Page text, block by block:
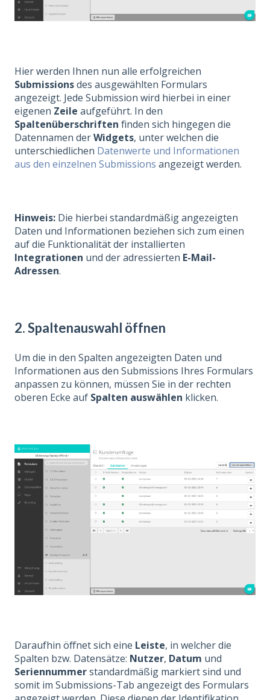
Hier werden Ihnen nun alle erfolgreichen
Submissionsdes ausgewählten Formulars
angezeigt. Jede Submission wird hierbei in einer
eigenen Zeile aufgeführt. In den
Spaltenüberschriften finden sich hingegen die
Datennamen derWidgets, unter welchen die
unterschiedlichen Datenwerte und Informationen
aus den einzelnen Submissions angezeigt werden.
Hinweis: Die hierbei standardmäßig angezeigten
Daten und Informationen beziehen sich zum einen
auf die Funktionalität der installierten
Integrationen und der adressierten E-Mail-
Adressen.
2. Spaltenauswahl öffnen
Um die in den Spalten angezeigten Daten und
Informationen aus den Submissions Ihres Formulars
anpassen zu können, müssen Sie in der rechten
oberen Ecke auf Spalten auswählen klicken.
Daraufhin öffnet sich eine Leiste, in welcher die
Spalten bzw. Datensätze: Nutzer, Datum und
Seriennummerstandardmäßig markiert sind und
somit im Submissions-Tab angezeigt des Formulars